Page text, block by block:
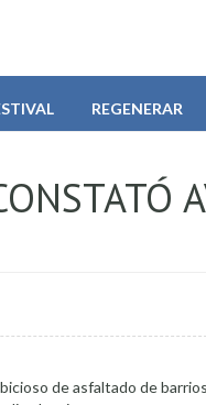
REGENERAR
de asfaltado de